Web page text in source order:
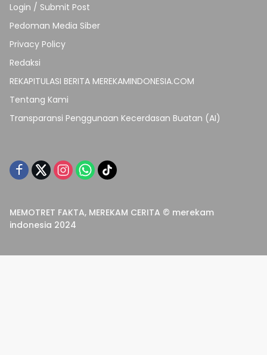
Login / Submit Post
Pedoman Media Siber
Privacy Policy
Redaksi
REKAPITULASI BERITA MEREKAMINDONESIA.COM
Tentang Kami
Transparansi Penggunaan Kecerdasan Buatan (AI)
MEMOTRET FAKTA, MEREKAM CERITA © merekam
indonesia 2024